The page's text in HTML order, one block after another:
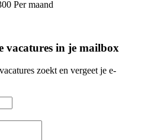
Per maand
vacatures in je mailbox
zoekt en vergeet je e-